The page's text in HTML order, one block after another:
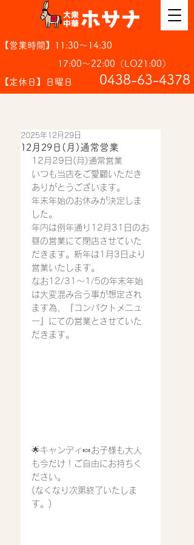
【営業時間】11:30～14:30
17:00～22:00（LO21:00）
【定休日】日曜日
​0438-63-4378
12月29日(月)通常営業
2025年12月29日
12月29日(月)通常営業
いつも当店をご愛顧いただき
ありがとうございます。
年末年始のお休みが決定しま
した。
年内は例年通り12月31日のお
昼の営業にて閉店させていた
だきます。新年は1月3日より
営業いたします。
なお12/31〜1/5の年末年始
は大変混み合う事が想定され
ます為、『コンパクトメニュ
ー』にての営業とさせていた
だきます。
🌟キャンディ🍬お子様も大人
も今だけ！ご自由にお持ちく
ださい。
(なくなり次第終了いたしま
す。)